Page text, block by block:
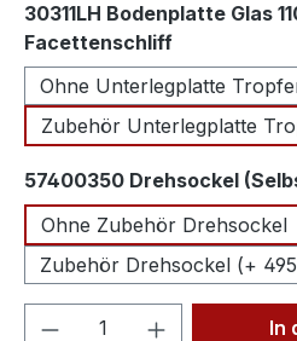
30311LH Bodenplatte Glas
Facettenschliffauswählen
Ohne Unterlegplatte
Zubehör Unterlegplatte
57400350 Drehsockel
Ohne Zubehör Drehsockel
Zubehör Drehsockel (+
Produkt Anzahl: In